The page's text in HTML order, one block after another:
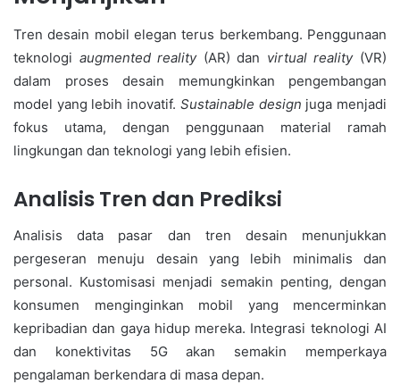
Tren desain mobil elegan terus berkembang. Penggunaan
teknologi augmented reality(AR) dan virtual reality(VR)
dalam proses desain memungkinkan pengembangan
model yang lebih inovatif. Sustainable design juga menjadi
fokus utama, dengan penggunaan material ramah
lingkungan dan teknologi yang lebih efisien.
Analisis Tren dan Prediksi
Analisis data pasar dan tren desain menunjukkan
pergeseran menuju desain yang lebih minimalis dan
personal. Kustomisasi menjadi semakin penting, dengan
konsumen menginginkan mobil yang mencerminkan
kepribadian dan gaya hidup mereka. Integrasi teknologi AI
dan konektivitas 5G akan semakin memperkaya
pengalaman berkendara di masa depan.